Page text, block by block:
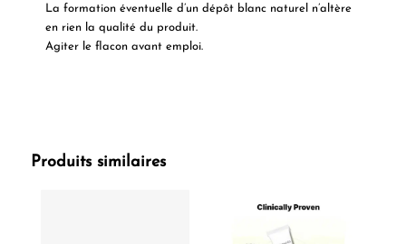
La formation éventuelle d’un dépôt blanc naturel n’altère
en rien la qualité du produit.
Agiter le flacon avant emploi.
Produits similaires